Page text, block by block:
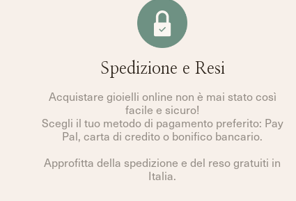
Spedizione e Resi
Acquistare gioielli online non è mai stato così
facile e sicuro!
Scegli il tuo metodo di pagamento preferito: Pay
Pal, carta di credito o bonifico bancario.
Approfitta della spedizione e del reso gratuiti in
Italia.